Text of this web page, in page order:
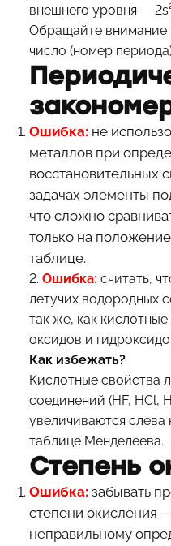
внешнего уровня —
Обращайте внимание
число (номер
Ошибка: не
металлов при
восстановительных
задачах элементы
что сложно
только на
таблице.
2. Ошибка: считать,
летучих водородных
так же, как
оксидов и
Как избежать?
Кислотные свойства
соединений (HF, HCl,
увеличиваются слева
таблице Менделеева.
Степень
Ошибка: забывать
степени окисления
неправильному